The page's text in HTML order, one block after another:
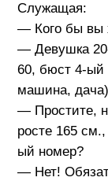
Служащая:
— Кого бы вы
— Девушка 20-
60, бюст 4-ый
машина,
— Простите,
росте 165
ый номер?
— Нет!